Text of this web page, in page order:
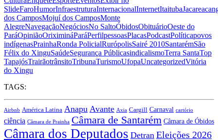
SlideFaroHumorInfraestruturaInternacionalInternetItaituba
dos CamposMojuí dos CamposMonte
AlegreNavegaçãoNegóciosNo SaltoÓbidosObituárioOeste do
ParáOpiniãoOriximináParáPerfilpessoasPlacasPodcastPolíticapovos
indígenasPrainhaRonda PolicialRurópolisSairé 2010SantarémSão
Félix do XinguSaúdeSegurança PúblicasindicalismoTerra SantaTop
TapajósTrairãotrânsitoTribunaTurismoUfopaUncategorizedVitória
do Xingu
TAGS:
Airbnb América Latina Anapu Avante Axia Cargill Carnaval cartório
ciência Câmara de Prainha Câmara de Santarém Câmara de Óbidos
Câmara dos Deputados Detran Eleições 2026